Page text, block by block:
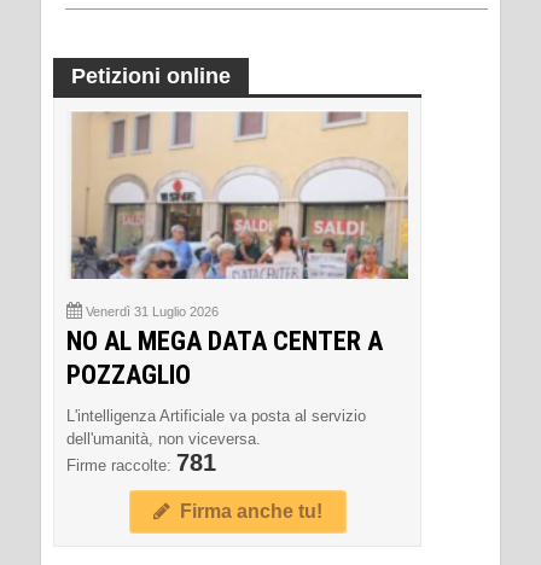
Petizioni online
Venerdì 31 Luglio 2026
NO AL MEGA DATA CENTER A
POZZAGLIO
L'intelligenza Artificiale va posta al servizio
dell'umanità, non viceversa.
Firme raccolte: 781
Firma anche tu!